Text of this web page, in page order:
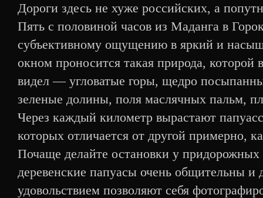
Дороги здесь не хуже российских, а
Пять с половиной часов из Маданга в
субъективному ощущению в яркий и
окном проносится такая природа, которой
видел — угловатые горы, щедро
зеленые долины, поля маслячных пальм,
Через каждый километр вырастают
которых отличается от другой примерно,
Почаще делайте остановки у
деревенские папуасы очень общительны
удовольствием позволяют себя